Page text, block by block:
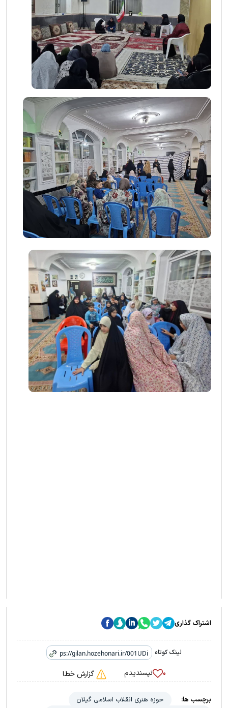
اشتراک گذاری
لینک کوتاه
۰ نپسندیدم گزارش خطا
برچسب ها:
حوزه هنری انقلاب اسلامی گیلان